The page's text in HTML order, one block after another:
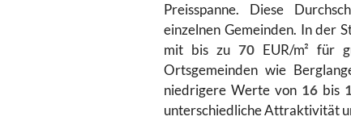
Preisspanne. Diese
einzelnen Gemeinden. In der
mit bis zu 70EUR/m² für
Ortsgemeinden wie
niedrigere Werte von 16 bis
unterschiedliche Attraktivität